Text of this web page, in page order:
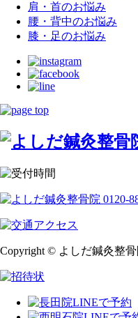
肩・首のお悩み
腰・背中のお悩み
膝・足のお悩み
Copyright © よしだ鍼灸整骨